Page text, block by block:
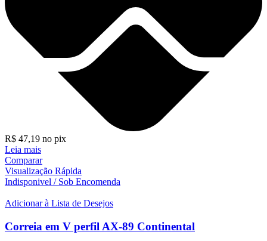
R$ 47,19 no pix
Leia mais
Comparar
Visualização Rápida
Indisponivel / Sob Encomenda
Adicionar à Lista de Desejos
Correia em V perfil AX-89 Continental